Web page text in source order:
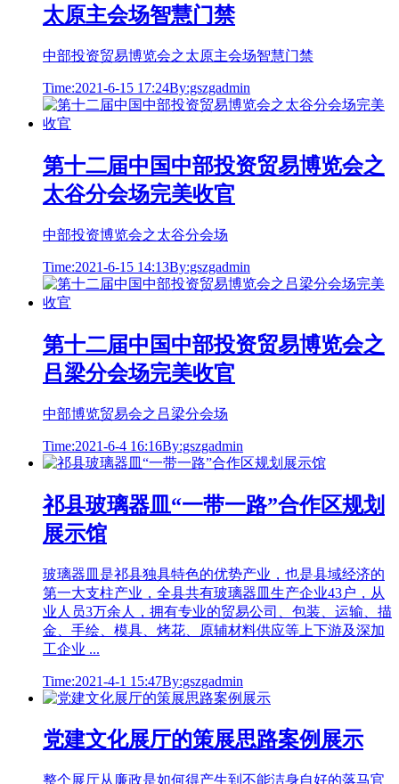
太原主会场智慧门禁
中部投资贸易博览会之太原主会场智慧门禁
Time:2021-6-15 17:24By:gszgadmin
第十二届中国中部投资贸易博览会之
太谷分会场完美收官
中部投资博览会之太谷分会场
Time:2021-6-15 14:13By:gszgadmin
第十二届中国中部投资贸易博览会之
吕梁分会场完美收官
中部博览贸易会之吕梁分会场
Time:2021-6-4 16:16By:gszgadmin
祁县玻璃器皿“一带一路”合作区规划
展示馆
玻璃器皿是祁县独具特色的优势产业，也是县域经济的
第一大支柱产业，全县共有玻璃器皿生产企业43户，从
业人员3万余人，拥有专业的贸易公司、包装、运输、描
金、手绘、模具、烤花、原辅材料供应等上下游及深加
工企业 ...
Time:2021-4-1 15:47By:gszgadmin
党建文化展厅的策展思路案例展示
整个展厅从廉政是如何得产生到不能洁身自好的落马官